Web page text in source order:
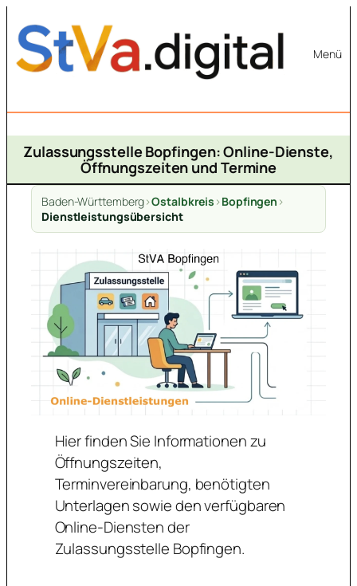
Inhalt
springen
Menü
Zulassungsstelle Bopfingen: Online-Dienste,
Öffnungszeiten und Termine
Baden-Württemberg>Ostalbkreis >Bopfingen >
Dienstleistungsübersicht
Hier finden Sie Informationen zu
Öffnungszeiten,
Terminvereinbarung, benötigten
Unterlagen sowie den verfügbaren
Online-Diensten der
Zulassungsstelle Bopfingen.